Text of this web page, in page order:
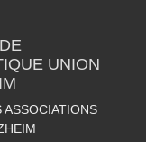
UNION
ASSOCIATIONS